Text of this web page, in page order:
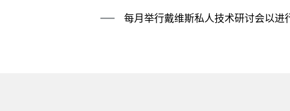
每月举行戴维斯私人技术研讨会以进